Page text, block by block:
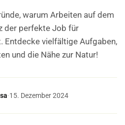
warum Arbeiten auf dem
der perfekte Job für
Entdecke vielfältige Aufgaben,
und die Nähe zur Natur!
·15. Dezember 2024